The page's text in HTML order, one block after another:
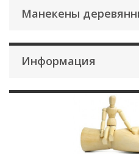
Манекены
Информация